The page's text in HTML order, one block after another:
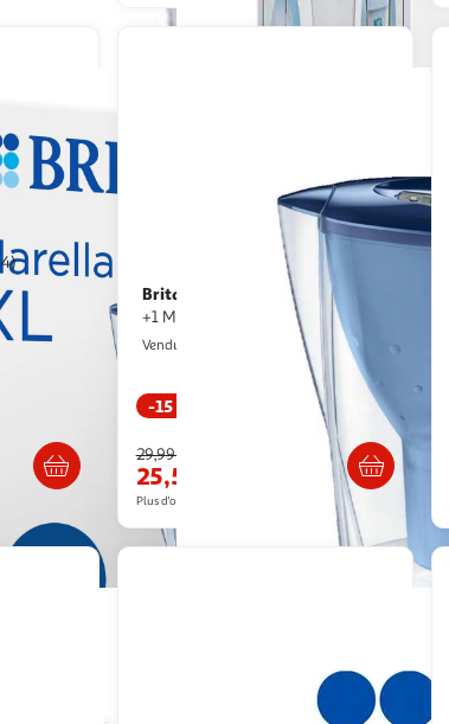
- Bleu
4/5 jours
Brita
+1 Maxtra Pro bleu
Vendu par
-15 %
Livraison dès 4/5 jours
29,99€
25,56€
Plus d'offres à partir de